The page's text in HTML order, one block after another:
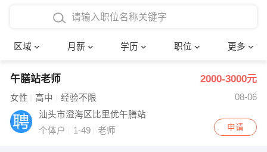
区域 月薪 学历 职位 更多
4000-5000元
8000-12000元
12000-20000元
博士
文员 护士
财务会计
确定
午膳站老师 2000-3000元
女性 高中 经验不限
08-06
汕头市澄海区比里优午膳站
个体户
1-49 老师 申请